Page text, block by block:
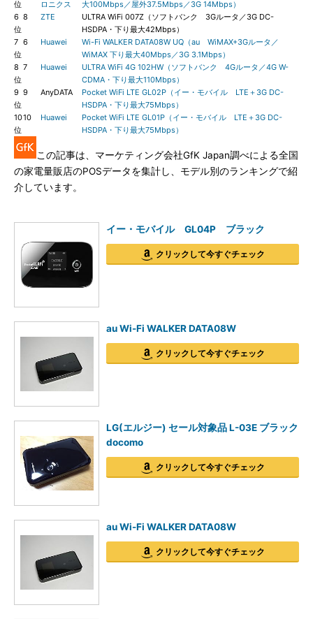
位 ロニクス
大100Mbps／屋外37.5Mbps／3G 14Mbps）
6
位
8 ZTE
ULTRA WiFi 007Z（ソフトバンク 3Gルータ／3G DC-
HSDPA・下り最大42Mbps）
7
位
6 Huawei
Wi-Fi WALKER DATA08W UQ（au WiMAX+3Gルータ／
WiMAX 下り最大40Mbps／3G 3.1Mbps）
8
位
7 Huawei
ULTRA WiFi 4G 102HW（ソフトバンク 4Gルータ／4G W-
CDMA・下り最大110Mbps）
9
位
9 AnyDATA
Pocket WiFi LTE GL02P（イー・モバイル LTE＋3G DC-
HSDPA・下り最大75Mbps）
10
位
10 Huawei
Pocket WiFi LTE GL01P（イー・モバイル LTE＋3G DC-
HSDPA・下り最大75Mbps）
この記事は、マーケティング会社GfK Japan調べによる全国
の家電量販店のPOSデータを集計し、モデル別のランキングで紹
介しています。
イー・モバイル GL04P ブラック
クリックして今すぐチェック
au Wi-Fi WALKER DATA08W
クリックして今すぐチェック
LG(エルジー) セール対象品 L-03E ブラック
docomo
クリックして今すぐチェック
au Wi-Fi WALKER DATA08W
クリックして今すぐチェック